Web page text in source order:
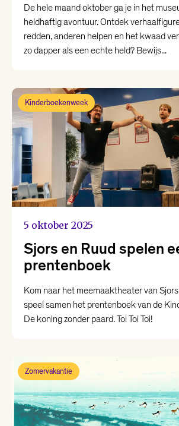
De hele maand oktober ga je in het
heldhaftig avontuur. Ontdek
redden, anderen helpen en het kwaad
zo dapper als een echte held? Bewijs...
Kinderboekenweek
5 oktober 2025
Sjors en Ruud spelen
prentenboek
Kom naar het meemaaktheater van
speel samen het prentenboek van de
De koning zonder paard. Toi Toi Toi!
Zomervakantie